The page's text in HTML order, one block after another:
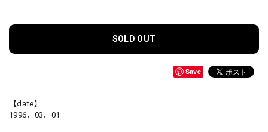
SOLD OUT
Save
【date】
1996．03．01